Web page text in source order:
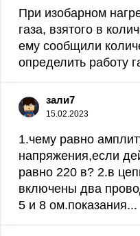
При изобарном
газа, взятого в
ему сообщили
определить работу
зали7
15.02.2023
1.чему равно
напряжения,если
равно 220 в? 2.в
включены два
5 и 8 ом.показания...